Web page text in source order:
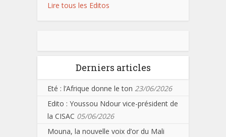
Lire tous les Editos
Derniers articles
Eté : l’Afrique donne le ton 23/06/2026
Edito : Youssou Ndour vice-président de
la CISAC 05/06/2026
Mouna, la nouvelle voix d’or du Mali